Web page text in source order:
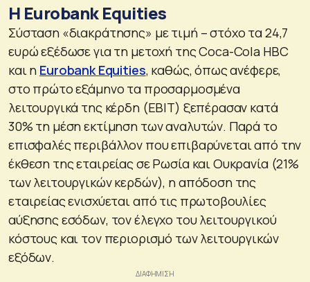
Η Eurobank Equities
Σύσταση «διακράτησης» με τιμή – στόχο τα 24,7
ευρώ εξέδωσε για τη μετοχή της Coca-Cola HBC
και η Eurobank Equities, καθώς, όπως ανέφερε,
στο πρώτο εξάμηνο τα προσαρμοσμένα
λειτουργικά της κέρδη (EBIT) ξεπέρασαν κατά
30% τη μέση εκτίμηση των αναλυτών. Παρά το
επισφαλές περιβάλλον που επιβαρύνεται από την
έκθεση της εταιρείας σε Ρωσία και Ουκρανία (21%
των λειτουργικών κερδών), η απόδοση της
εταιρείας ενισχύεται από τις πρωτοβουλίες
αύξησης εσόδων, τον έλεγχο του λειτουργικού
κόστους και τον περιορισμό των λειτουργικών
εξόδων.